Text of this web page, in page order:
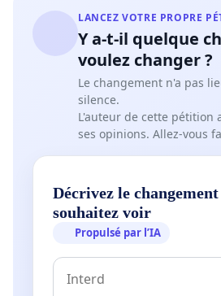
LANCEZ VOTRE PROPRE
Y a-t-il quelque
voulez changer ?
Le changement n'a pas
silence.
L'auteur de cette pétition
ses opinions. Allez-vous
Décrivez le
souhaitez voir
Propulsé par l’IA